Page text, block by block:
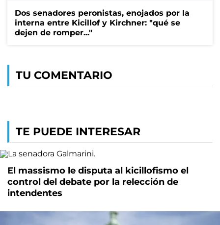
Dos senadores peronistas, enojados por la
interna entre Kicillof y Kirchner: "qué se
dejen de romper..."
TU COMENTARIO
TE PUEDE INTERESAR
El massismo le disputa al kicillofismo el
control del debate por la relección de
intendentes